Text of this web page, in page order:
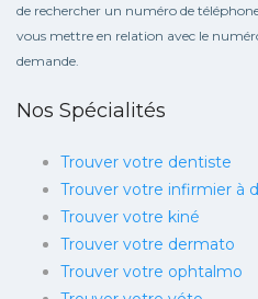
de rechercher un numéro de
vous mettre en relation avec le
demande.
Nos Spécialités
Trouver votre dentiste
Trouver votre infirmier à
Trouver votre kiné
Trouver votre dermato
Trouver votre ophtalmo